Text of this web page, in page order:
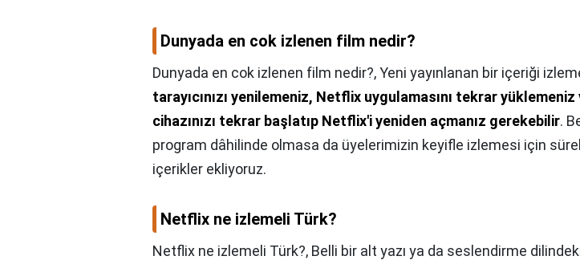
Dunyada en cok izlenen film nedir?
Dunyada en cok izlenen film nedir?,Yeni yayınlanan bir içeriği
tarayıcınızı yenilemeniz, Netflix uygulamasını tekrar yüklemeniz
cihazınızı tekrar başlatıp Netflix'i yeniden açmanız gerekebilir.
program dâhilinde olmasa da üyelerimizin keyifle izlemesi için
içerikler ekliyoruz.
Netflix ne izlemeli Türk?
Netflix ne izlemeli Türk?, Belli bir alt yazı ya da seslendirme